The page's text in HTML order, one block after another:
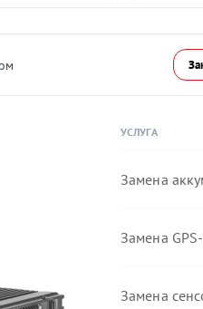
УСЛУГА
Замена
Замена
Замена